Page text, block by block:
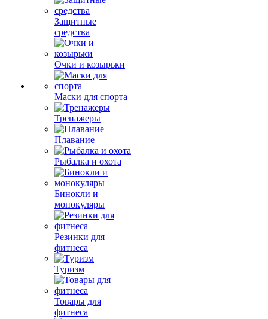
Защитные
средства
Очки и козырьки
Маски для спорта
Тренажеры
Плавание
Рыбалка и охота
Бинокли и
монокуляры
Резинки для
фитнеса
Туризм
Товары для
фитнеса